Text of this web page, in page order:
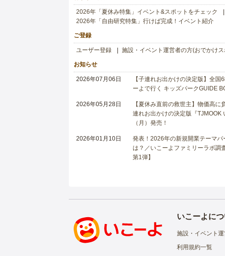
2026年「夏休み特集」イベント&スポットをチェック
2026年「自由研究特集」行けば完成！イベント紹介
ご登録
ユーザー登録 施設・イベント運営者の方(おでかけ
お知らせ
2026年07月06日
【子連れお出かけの決定版】全
ーよで行く キッズパークGUIDE
2026年05月28日
【夏休み直前の救世主】物価高
連れお出かけの決定版『TJMOOK
（月）発売！
2026年01月10日
発表！2026年の新規開業テーマ
は？／いこーよファミリーラボ調
第1弾】
いこーよに
施設・イベント
利用規約一覧